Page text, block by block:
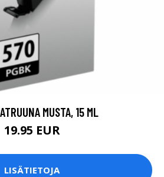
MUSTA, 15 ML
19.95 EUR
LISÄTIETOJA